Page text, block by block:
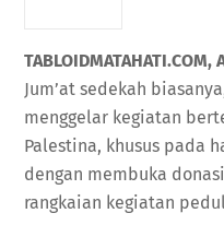
TABLOIDMATAHATI.COM,
Jum’at sedekah
menggelar kegiatan
Palestina, khusus pada
dengan membuka
rangkaian kegiatan